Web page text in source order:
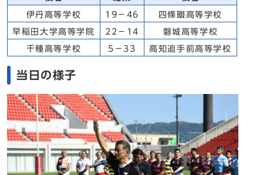
伊丹高等学校 19－46 四條畷高等学校
早稲田大学高等学院 22－14 磐城高等学校
千種高等学校 5－33 高知追手前高等学校
当日の様子